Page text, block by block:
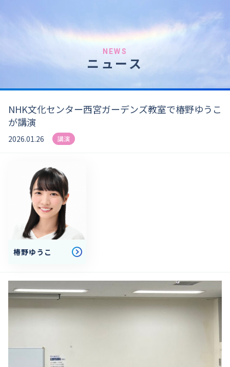
NEWS
ニュース
NHK文化センター西宮ガーデンズ教室で椿野ゆうこ
が講演
2026.01.26 講演
椿野ゆうこ